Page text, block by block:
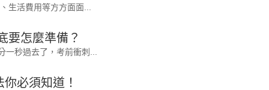
生活費用等方方面面...
要怎麼準備？
秒過去了，考前衝刺...
必須知道！